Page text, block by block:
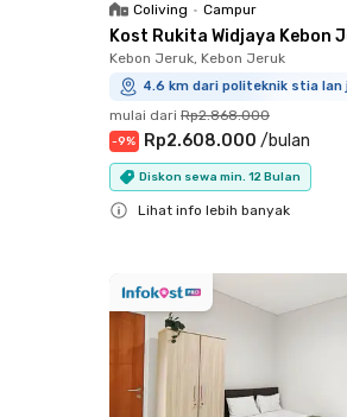
Coliving • Campur
Kost Rukita Widjaya Kebon
Kebon Jeruk, Kebon Jeruk
4.6 km dari politeknik stia lan
mulai dari Rp2.868.000
-9% Rp2.608.000 /bulan
Diskon sewa min. 12 Bulan
Lihat info lebih banyak